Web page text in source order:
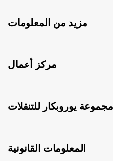
مزيد من المعلومات
مركز أعمال
مجموعة يوروبكار للتنقلات
المعلومات القانونية